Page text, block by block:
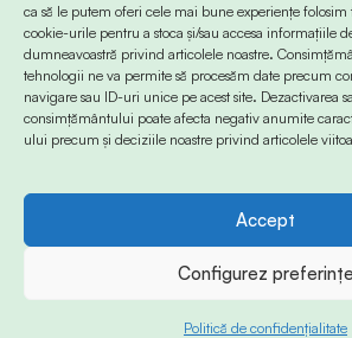
ca să le putem oferi cele mai bune experiențe
cookie-urile pentru a stoca și/sau accesa informațiile
dumneavoastră privind articolele noastre.
tehnologii ne va permite să procesăm date precum
navigare sau ID-uri unice pe acest site. Dezactivarea
consimțământului poate afecta negativ anumite
ului precum și deciziile noastre privind articolele
Accept
Configurez preferințe
Politică de confidențialitate
© 2024 Info-Sud-Est. All